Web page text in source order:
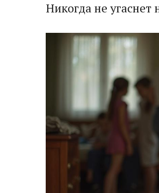
Никогда не